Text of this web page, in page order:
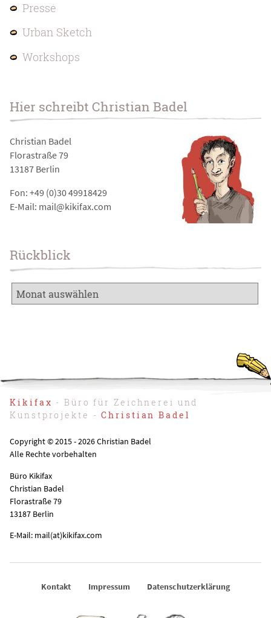
Presse
Urban Sketch
Workshops
Hier schreibt Christian Badel
Christian Badel
Florastraße 79
13187 Berlin
Fon: +49 (0)30 49918429
E-Mail: mail@kikifax.com
Rückblick
Kikifax - Büro für Zeichnerei und
Kunstprojekte -Christian Badel
Copyright © 2015 - 2026 Christian Badel
Alle Rechte vorbehalten
Büro Kikifax
Christian Badel
Florastraße 79
13187 Berlin
E-Mail: mail(at)kikifax.com
Kontakt Impressum Datenschutzerklärung